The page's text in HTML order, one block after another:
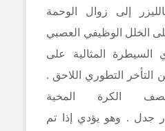
إلى زوال الوحمة
على الخلل الوظيفي العصبي
السيطرة المثالية على
التأخر التطوري اللاحق .
الكرة المخية
جدل . وهو يؤدي إذا تم